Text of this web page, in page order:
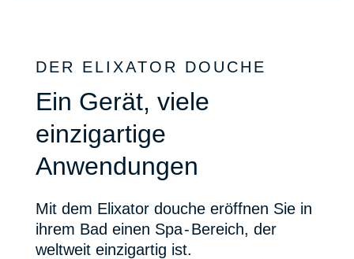
DER ELIXATOR DOUCHE
Ein Gerät, viele
einzigartige
Anwendungen
Mit dem Elixator douche eröffnen Sie in
ihrem Bad einen Spa-Bereich, der
weltweit einzigartig ist.